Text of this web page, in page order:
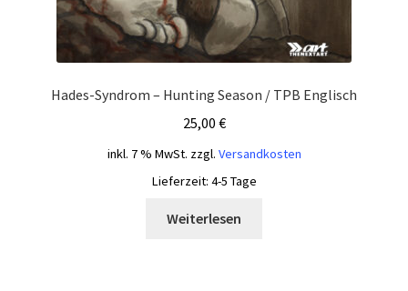
Hades-Syndrom – Hunting Season / TPB Englisch
25,00 €
inkl. 7 % MwSt. zzgl. Versandkosten
Lieferzeit: 4-5 Tage
Weiterlesen